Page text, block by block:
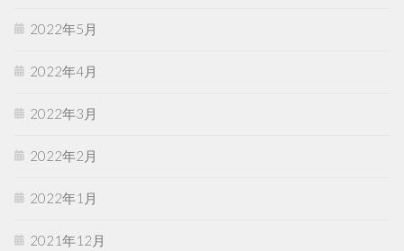
2022年5月
2022年4月
2022年3月
2022年2月
2022年1月
2021年12月